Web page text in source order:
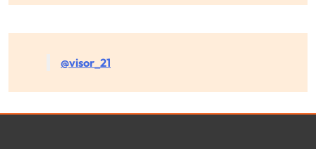
@visor_21